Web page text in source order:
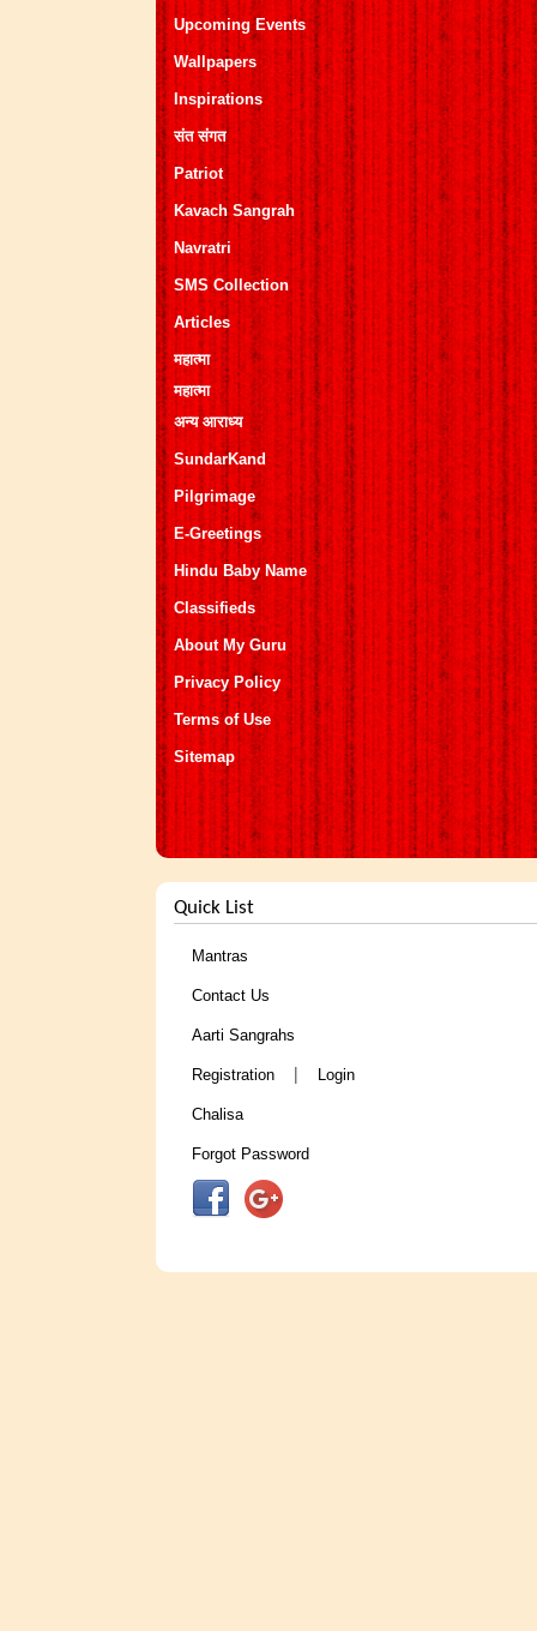
Upcoming Events
Wallpapers
Inspirations
संत संगत
Patriot
Kavach Sangrah
Navratri
SMS Collection
Articles
महात्मा
महात्मा
अन्य आराध्य
SundarKand
Pilgrimage
E-Greetings
Hindu Baby Name
Classifieds
About My Guru
Privacy Policy
Terms of Use
Sitemap
Quick List
Mantras
Contact Us
Aarti Sangrahs
Registration | Login
Chalisa
Forgot Password